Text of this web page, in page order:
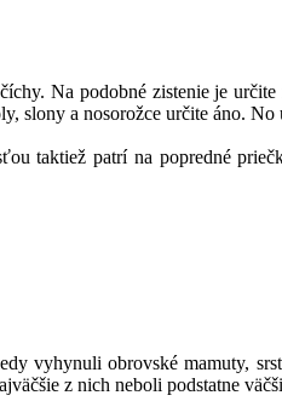
Na podobné zistenie je
a nosorožce určite áno.
taktiež patrí na popredné
obrovské mamuty,
z nich neboli podstatne